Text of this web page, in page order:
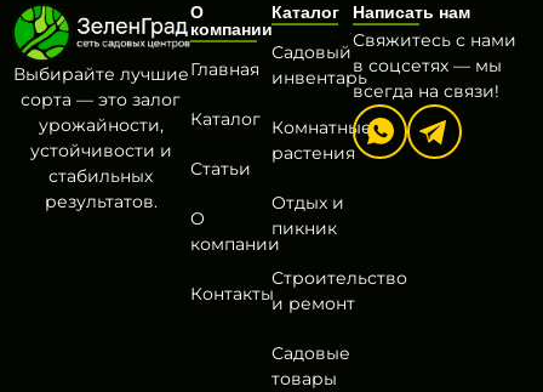
Выбирайте лучшие
сорта — это залог
урожайности,
устойчивости и
стабильных
результатов.
О
компании
Главная
Каталог
Статьи
О
компании
Контакты
Каталог
Садовый
инвентарь
Комнатные
растения
Отдых и
пикник
Строительство
и ремонт
Садовые
товары
Написать нам
Свяжитесь с нами
в соцсетях — мы
всегда на связи!